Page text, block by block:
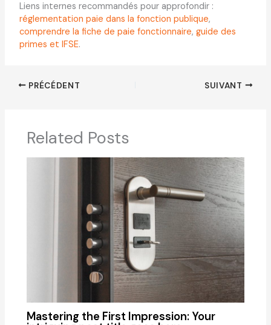
Liens internes recommandés pour approfondir :
réglementation paie dans la fonction publique,
comprendre la fiche de paie fonctionnaire, guide des
primes et IFSE.
PRÉCÉDENT SUIVANT
Related Posts
Mastering the First Impression: Your